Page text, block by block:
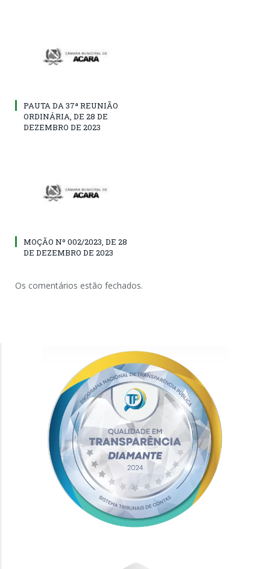
PAUTA DA 37ª REUNIÃO
ORDINÁRIA, DE 28 DE
DEZEMBRO DE 2023
MOÇÃO Nº 002/2023, DE 28
DE DEZEMBRO DE 2023
Os comentários estão fechados.